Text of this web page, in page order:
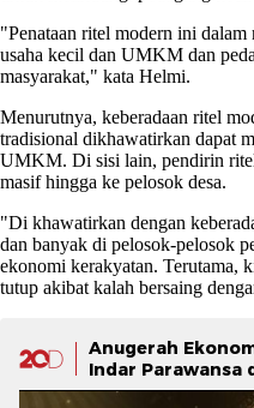
"Penataan ritel modern ini
usaha kecil dan UMKM dan
masyarakat," kata Helmi.
Menurutnya, keberadaan ritel
tradisional dikhawatirkan dapat
UMKM. Di sisi lain, pendirin
masif hingga ke pelosok desa.
"Di khawatirkan dengan
dan banyak di pelosok-pelosok
ekonomi kerakyatan. Terutama,
tutup akibat kalah bersaing
Anugerah
Indar Parawansa